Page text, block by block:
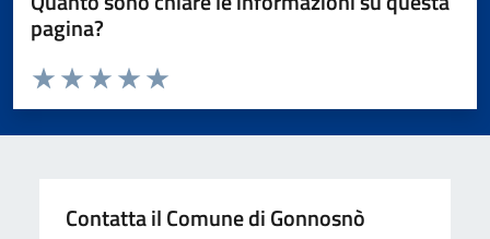
pagina?
Valuta da 1 a 5 stelle la pagina
Valuta 5 stelle su 5
Valuta 4 stelle su 5
Valuta 3 stelle su 5
Valuta 2 stelle su 5
Valuta 1 stelle su 5
Contatta il Comune di Gonnosnò